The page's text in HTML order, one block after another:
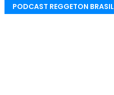
PODCAST REGGETON BRASIL